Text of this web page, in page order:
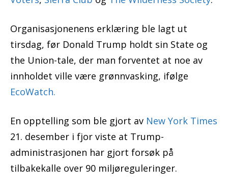
Organisasjonenens erklæring ble lagt ut
tirsdag, før Donald Trump holdt sin State og
the Union-tale, der man forventet at noe av
innholdet ville være grønnvasking, ifølge
EcoWatch.
En opptelling som ble gjort av New York Times
21. desember i fjor viste at Trump-
administrasjonen har gjort forsøk på
tilbakekalle over 90 miljøreguleringer.